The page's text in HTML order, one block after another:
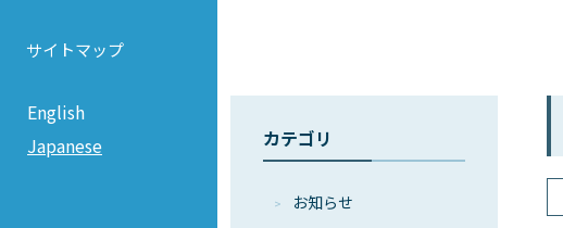
サイトマップ
English
Japanese
カテゴリ
お知らせ